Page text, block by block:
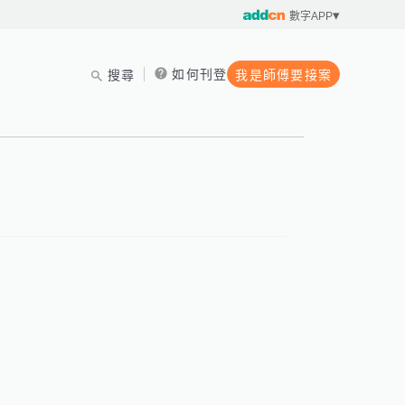
數字APP
搜尋 如何刊登 我是師傅要接案